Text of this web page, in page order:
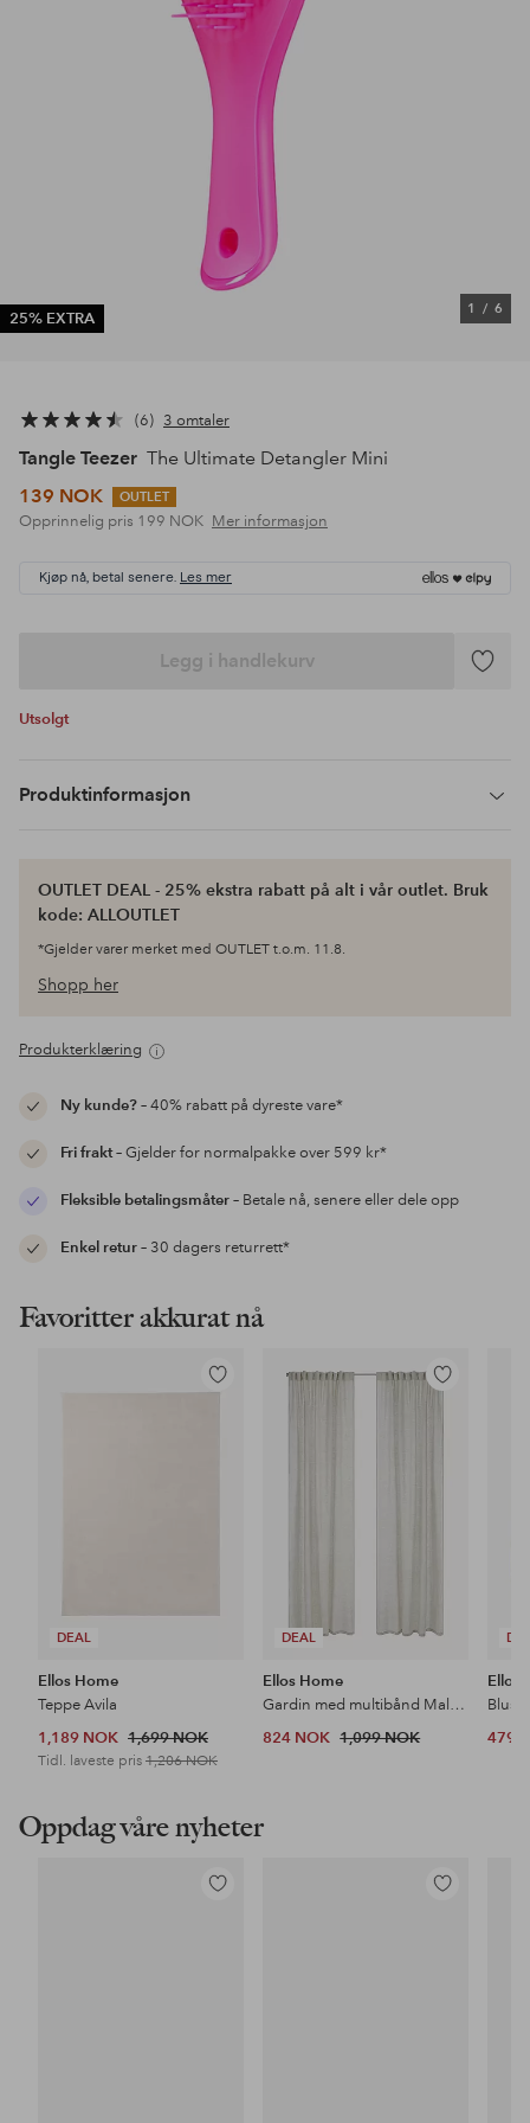
25% EXTRA
1 / 6
6 3 omtaler
Tangle Teezer The Ultimate Detangler Mini
139 NOK
OUTLET
Opprinnelig pris 199 NOK Mer informasjon
Kjøp nå, betal senere. Les mer
Legg i handlekurv
Legg
Utsolgt
Produktinformasjon
OUTLET DEAL - 25% ekstra rabatt på alt i vår outlet. Bruk
kode: ALLOUTLET
*Gjelder varer merket med OUTLET t.o.m. 11.8.
Shopp her
Produkterklæring
Ny kunde?– 40% rabatt på dyreste vare*
Fri frakt– Gjelder for normalpakke over 599 kr*
Fleksible betalingsmåter– Betale nå, senere eller dele opp
Enkel retur– 30 dagers returrett*
Favoritter akkurat nå
DEAL
Legg
Ellos Home
Teppe Avila
1,189 NOK 1,699 NOK
Tidl. laveste pris 1,206 NOK
DEAL
Legg
Ellos Home
Gardin med multibånd Malva 2-pk i 100% lin
824 NOK 1,099 NOK
Ellos
479
Oppdag våre nyheter
Legg
Legg